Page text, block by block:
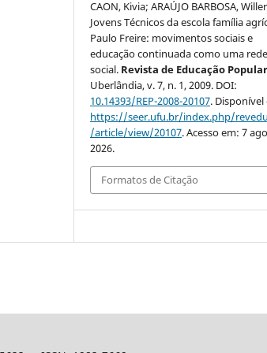
CAON, Kivia; ARAÚJO BARBOSA,
Jovens Técnicos da escola família
Paulo Freire: movimentos sociais e
educação continuada como uma rede
social. Revista de Educação
Uberlândia, v. 7, n. 1, 2009. DOI:
10.14393/REP-2008-20107. Disponível
https://seer.ufu.br/index.php/
/article/view/20107. Acesso em: 7
2026.
Formatos de Citação